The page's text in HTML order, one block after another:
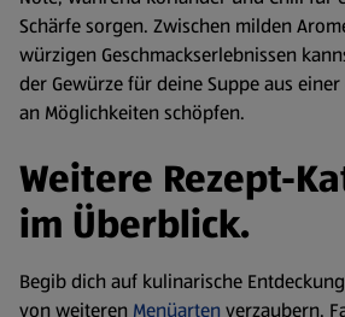
Schärfe sorgen. Zwischen milden
würzigen Geschmackserlebnissen
der Gewürze für deine Suppe aus
an Möglichkeiten schöpfen.
Weitere Rezept-
im Überblick.
Begib dich auf kulinarische
von weiteren Menüarten verzaubern.